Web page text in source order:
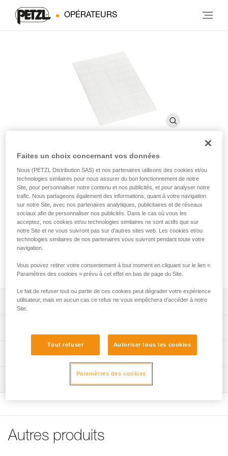
OPÉRATEURS
Autocollants transparents pour
casques VERTEX et STRATO
Autocollants transparents pour casques VERTEX et
STRATO
Autocollants transparents pour casques VERTEX et STRATO
avec un feutre indélébile ou une imprimante laser.
Descriptif
personnaliser les casques VERTEX et STRATO.
Marquage avec feutre indélébile ou imprimante laser.
Compatible avec les casques VERTEX et STRATO.
Informations techniques
Autres produits
Faites un choix concernant vos données
Nous (PETZL Distribution SAS) et nos partenaires utilisons des cookies et/ou
technologies similaires pour nous assurer du bon fonctionnement de notre
Site, pour personnaliser notre contenu et nos publicités, et pour analyser notre
trafic. Nous partageons également des informations, quant à votre navigation
sur notre Site, avec nos partenaires analytiques, publicitaires et de réseaux
sociaux afin de personnaliser nos publicités. Dans le cas où vous les
acceptez, nos cookies et/ou technologies similaires ne sont actifs que sur
notre Site et ne vous suivront pas sur d’autres sites web. Les cookies et/ou
technologies similaires de nos partenaires vous suivront pendant toute votre
navigation.
Vous pouvez retirer votre consentement à tout moment en cliquant sur le lien «
Paramètres des cookies » prévu à cet effet en bas de page du Site.
Le fait de refuser tout ou partie de ces cookies peut dégrader votre expérience
utilisateur, mais en aucun cas ce refus ne vous empêchera d’accéder à notre
Site.
Tout refuser Autoriser tous les cookies
Paramètres des cookies